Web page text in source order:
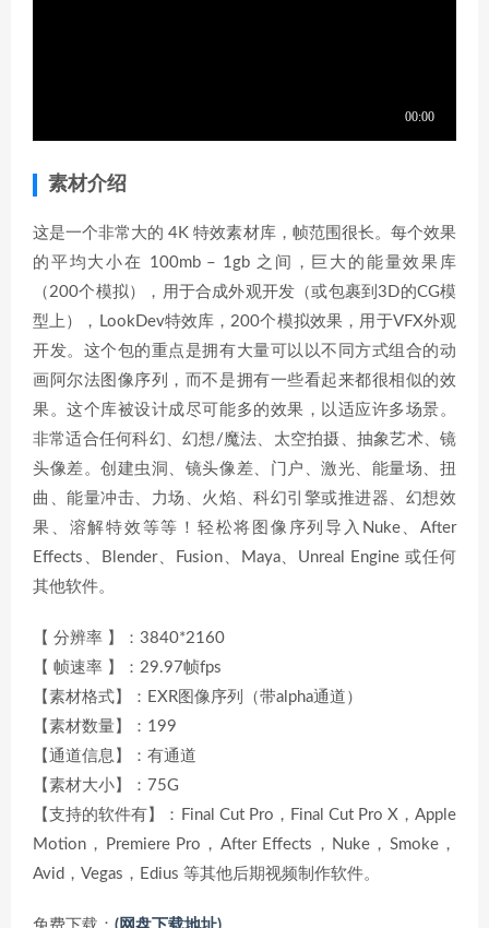
素材介绍
这是一个非常大的 4K 特效素材库，帧范围很长。每个效果
的平均大小在 100mb – 1gb 之间，巨大的能量效果库
（200个模拟），用于合成外观开发（或包裹到3D的CG模
型上），LookDev特效库，200个模拟效果，用于VFX外观
开发。这个包的重点是拥有大量可以以不同方式组合的动
画阿尔法图像序列，而不是拥有一些看起来都很相似的效
果。这个库被设计成尽可能多的效果，以适应许多场景。
非常适合任何科幻、幻想/魔法、太空拍摄、抽象艺术、镜
头像差。创建虫洞、镜头像差、门户、激光、能量场、扭
曲、能量冲击、力场、火焰、科幻引擎或推进器、幻想效
果、溶解特效等等！轻松将图像序列导入Nuke、After
Effects、Blender、Fusion、Maya、Unreal Engine 或任何
其他软件。
【 分辨率 】：3840*2160
【 帧速率 】：29.97帧fps
【素材格式】：EXR图像序列（带alpha通道）
【素材数量】：199
【通道信息】：有通道
【素材大小】：75G
【支持的软件有】：Final Cut Pro，Final Cut Pro X，Apple
Motion，Premiere Pro，After Effects，Nuke，Smoke，
Avid，Vegas，Edius 等其他后期视频制作软件。